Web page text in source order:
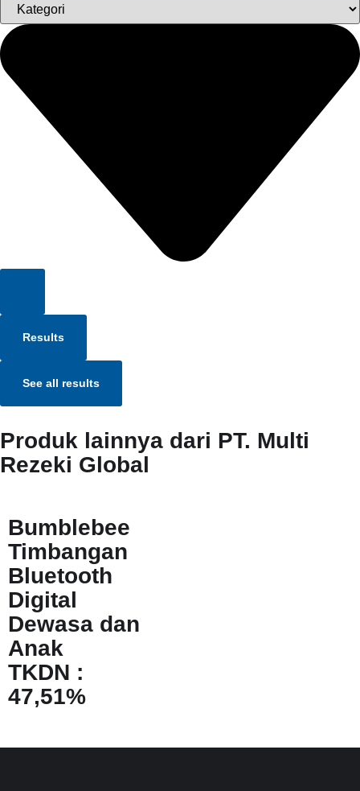
Results
See all results
Produk lainnya dari PT. Multi
Rezeki Global
Bumblebee
Timbangan
Bluetooth
Digital
Dewasa dan
Anak
TKDN :
47,51%